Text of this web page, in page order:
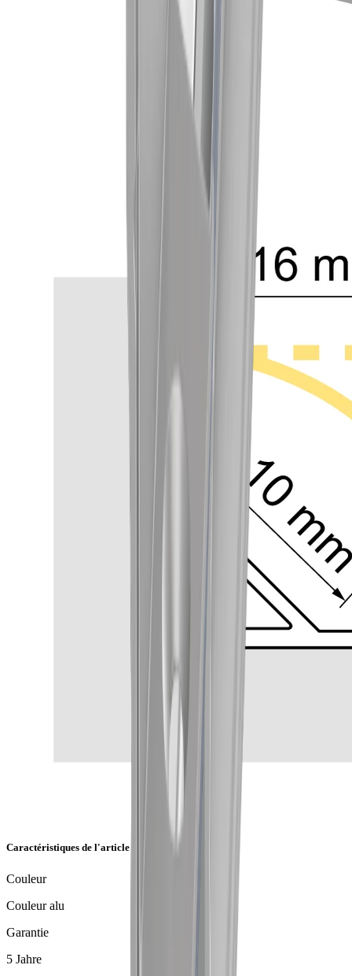
Caractéristiques de l'article
Couleur
Couleur alu
Garantie
5 Jahre